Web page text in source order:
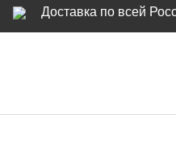
Доставка по всей